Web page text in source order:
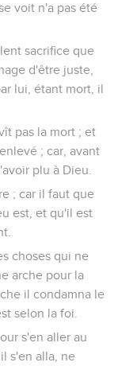
voit n'a pas été
sacrifice que
d'être juste,
lui, étant mort, il
pas la mort ; et
; car, avant
plu à Dieu.
; car il faut que
est, et qu'il est
choses qui ne
arche pour la
il condamna le
selon la foi.
s'en aller au
s'en alla, ne